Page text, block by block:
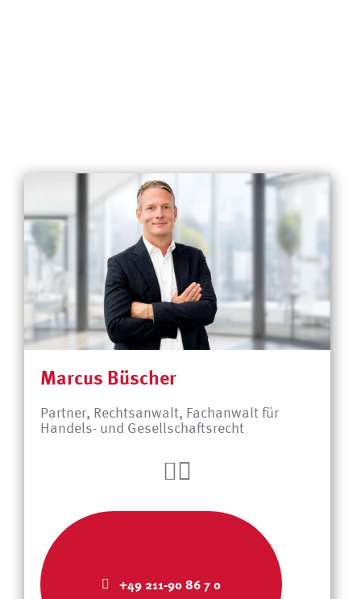
Marcus Büscher
Partner, Rechtsanwalt, Fachanwalt für
Handels- und Gesellschaftsrecht
+49 211-90 86 7 0